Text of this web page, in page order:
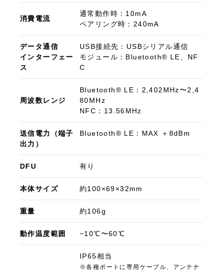
消費電流
通常動作時：10mA
ペアリング時：240mA
データ通信
インターフェー
ス
USB接続先：USBシリアル通信
モジュール：Bluetooth® LE、NF
C
周波数レンジ
Bluetooth® LE：2,402MHz〜2,4
80MHz
NFC：13.56MHz
送信電力（端子
出力）
Bluetooth® LE：MAX ＋8dBm
DFU 有り
本体サイズ 約100×69×32mm
重量 約106g
動作温度範囲 −10℃〜60℃
IP65相当
※各種ポートに専用ケーブル、アンテナ
お買い物を続ける カートへ進む